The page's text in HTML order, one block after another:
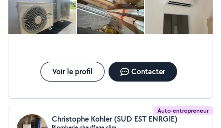
Voir le profil Contacter
Auto-entrepreneur
Christophe Kohler (SUD EST ENRGIE)